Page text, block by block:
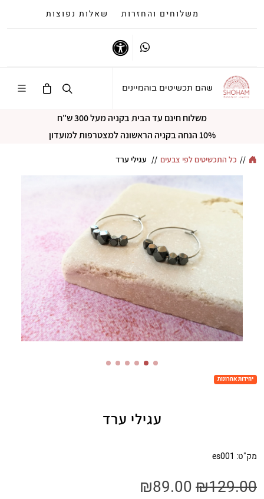
משלוחים והחזרות שאלות נפוצות
Whatsapp
שהם תכשיטים בוהמיינים
משלוח חינם עד הבית בקניה מעל 300 ש"ח
10% הנחה בקניה הראשונה למצטרפות למועדון
// כל התכשיטים לפי צבעים // עגילי ערד
יחידות אחרונות
עגילי ערד
מק"ט: es001
₪129.00
₪89.00